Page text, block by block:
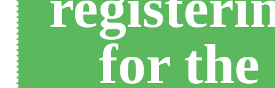
for the